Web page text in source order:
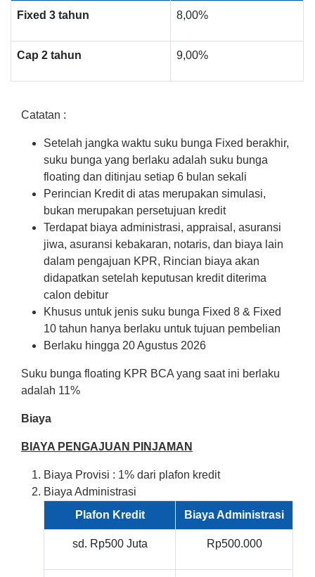
Fixed 3 tahun 8,00%
Cap 2 tahun 9,00%
Catatan :
Setelah jangka waktu suku bunga Fixed berakhir,
suku bunga yang berlaku adalah suku bunga
floating dan ditinjau setiap 6 bulan sekali
Perincian Kredit di atas merupakan simulasi,
bukan merupakan persetujuan kredit
Terdapat biaya administrasi, appraisal, asuransi
jiwa, asuransi kebakaran, notaris, dan biaya lain
dalam pengajuan KPR, Rincian biaya akan
didapatkan setelah keputusan kredit diterima
calon debitur
Khusus untuk jenis suku bunga Fixed 8 & Fixed
10 tahun hanya berlaku untuk tujuan pembelian
Berlaku hingga 20 Agustus 2026
Suku bunga floating KPR BCA yang saat ini berlaku
adalah 11%
Biaya
BIAYA PENGAJUAN PINJAMAN
Biaya Provisi : 1% dari plafon kredit
Biaya Administrasi
Plafon Kredit
Biaya Administrasi
sd. Rp500 Juta Rp500.000